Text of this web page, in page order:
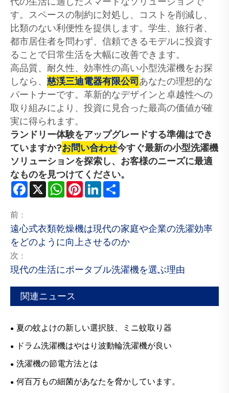
す。スペースの制約に対処し、コストを削減し、
比類のない利便性を提供します。学生、旅行者、
都市居住者を問わず、信頼できるモデルに投資す
ることで日常生活を大幅に改善できます。
高品質、耐久性、効率性の高い小型洗濯機をお探
しなら、 慈渓三迪電器有限公司あなたの理想的な
パートナーです。革新的なデザインと卓越性への
取り組みにより、投資に見合った最高の価値が確
実に得られます。
ランドリー体験をアップグレードする準備はでき
ていますか?お問い合わせ今すぐ最新の小型洗濯機
ソリューションを探索し、お客様のニーズに最適
なものを見つけてください。
Facebook
X WhatsApp
PinterestLinkedIn
前 :
遠心式衣類乾燥機は現代の家庭や企業の洗濯効率
をどのように向上させるのか
次 :
現代の生活にポータブル洗濯機を選ぶ理由
関連ニュース
夏の蚊よけの新しい選択肢、ミニ蚊取り器
ドラム洗濯機はやはり波動輪洗濯機が良い
洗濯機の節電方法とは
何百万もの細菌があなたを脅かしています。